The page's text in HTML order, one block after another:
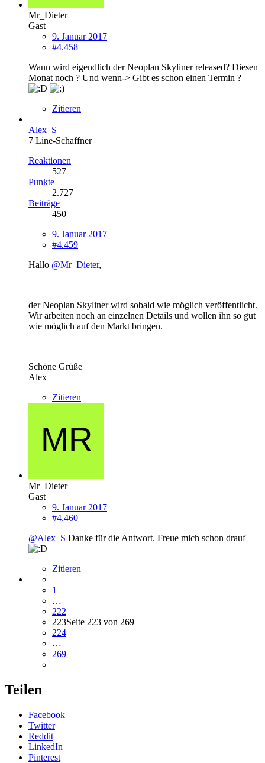
Mr_Dieter
Gast
9. Januar 2017
#4.458
Wann wird eigendlich der Neoplan Skyliner released? Diesen
Monat noch ? Und wenn-> Gibt es schon einen Termin ?
Zitieren
Alex_S
7 Line-Schaffner
Reaktionen
527
Punkte
2.727
Beiträge
450
9. Januar 2017
#4.459
Hallo @Mr_Dieter,
der Neoplan Skyliner wird sobald wie möglich veröffentlicht.
Wir arbeiten noch an einzelnen Details und wollen ihn so gut
wie möglich auf den Markt bringen.
Schöne Grüße
Alex
Zitieren
Mr_Dieter
Gast
9. Januar 2017
#4.460
@Alex_S Danke für die Antwort. Freue mich schon drauf
Zitieren
1
…
222
223Seite 223 von 269
224
…
269
Teilen
Facebook
Twitter
Reddit
LinkedIn
Pinterest